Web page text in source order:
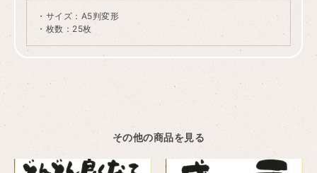
・サイズ：A5判変形
・枚数：25枚
その他の商品を見る